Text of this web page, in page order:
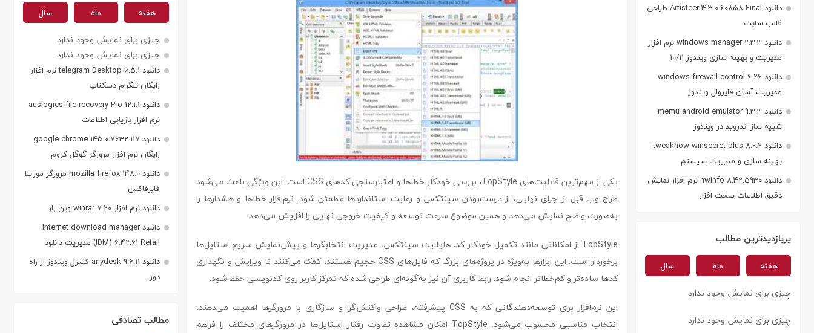
دانلود Artisteer 4.3.0.60858 Final طراحی
قالب سایت
دانلود windows manager 2.3.3 نرم افزار
مدیریت و بهینه سازی ویندوز 10/11
دانلود windows firewall control 6.26
مدیریت آسان فایروال ویندوز
دانلود memu android emulator 9.3.3
شبیه ساز اندروید در ویندوز
دانلود tweaknow winsecret plus 8.0.2
بهینه سازی و مدیریت سیستم
دانلود hwinfo 8.42.5930 نرم افزار نمایش
دقیق اطلاعات سخت افزار
پربازدیدترین مطالب
هفته ماه سال
چیزی برای نمایش وجود ندارد
چیزی برای نمایش وجود ندارد
یکی از مهم‌ترین قابلیت‌های TopStyle، بررسی خودکار خطاها و اعتبارسنجی کدهای CSS است. این ویژگی باعث می‌شود
طراح وب قبل از اجرای نهایی، از درست‌بودن سینتکس و رعایت استانداردها مطمئن شود. نرم‌افزار خطاها و هشدارها را
به‌صورت واضح نمایش می‌دهد و همین موضوع سرعت توسعه و کیفیت خروجی نهایی را افزایش می‌دهد.
TopStyle از امکاناتی مانند تکمیل خودکار کد، هایلایت سینتکس، مدیریت انتخابگرها و پیش‌نمایش سریع استایل‌ها
برخوردار است. این ابزارها به‌ویژه در پروژه‌های بزرگ که فایل‌های CSS حجیم هستند، کمک می‌کنند تا ویرایش و نگهداری
کدها ساده‌تر و کم‌خطاتر انجام شود. رابط کاربری آن نیز به‌گونه‌ای طراحی شده که تمرکز کاربر روی کدنویسی حفظ شود.
این نرم‌افزار برای توسعه‌دهندگانی که به CSS پیشرفته، طراحی واکنش‌گرا و سازگاری با مرورگرها اهمیت می‌دهند،
انتخاب مناسبی محسوب می‌شود. TopStyle امکان مشاهده تفاوت رفتار استایل‌ها در مرورگرهای مختلف را فراهم
هفته ماه سال
چیزی برای نمایش وجود ندارد
چیزی برای نمایش وجود ندارد
دانلود telegram Desktop 6.5.1 نرم افزار
رایگان تلگرام دسکتاپ
دانلود auslogics file recovery Pro 12.1.1
نرم افزار بازیابی اطلاعات
دانلود google chrome 145.0.7632.117
رایگان نرم افزار مرورگر گوگل کروم
دانلود mozilla firefox 148.0 مرورگر موزیلا
فایرفاکس
دانلود نرم افزار winrar 7.20 وین رار
دانلود internet download manager
(IDM) 6.42.61 Retail مدیریت دانلود
دانلود anydesk 9.6.11 کنترل ویندوز از راه
دور
مطالب تصادفی